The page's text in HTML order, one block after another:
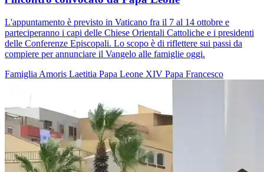
L'appuntamento è previsto in Vaticano fra il 7 al 14 ottobre e
parteciperanno i capi delle Chiese Orientali Cattoliche e i presidenti
delle Conferenze Episcopali. Lo scopo è di riflettere sui passi da
compiere per annunciare il Vangelo alle famiglie oggi.
Famiglia Amoris Laetitia Papa Leone XIV Papa Francesco